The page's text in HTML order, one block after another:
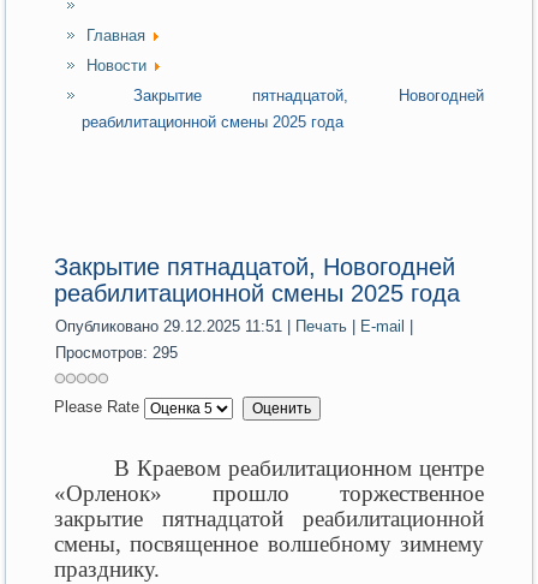
Главная
Новости
Закрытие пятнадцатой, Новогодней
реабилитационной смены 2025 года
Закрытие пятнадцатой, Новогодней
реабилитационной смены 2025 года
Опубликовано 29.12.2025 11:51 Печать E-mail
Просмотров: 295
Please Rate
В Краевом реабилитационном центре
«Орленок» прошло торжественное
закрытие пятнадцатой реабилитационной
смены, посвященное волшебному зимнему
празднику.